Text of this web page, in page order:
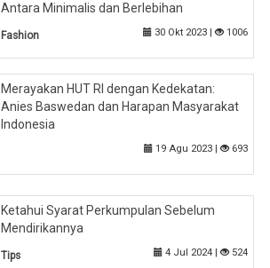
Antara Minimalis dan Berlebihan
Fashion 30 Okt 2023 | 1006
Merayakan HUT RI dengan Kedekatan:
Anies Baswedan dan Harapan Masyarakat
Indonesia
19 Agu 2023 | 693
Ketahui Syarat Perkumpulan Sebelum
Mendirikannya
Tips 4 Jul 2024 | 524